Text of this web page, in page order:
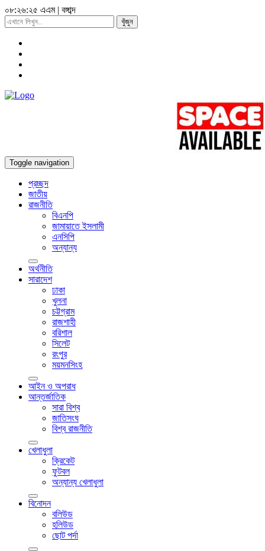
০৮:২৬:২৬ এএম| বঙ্গাব্দ
খুঁজুন
Toggle navigation
প্রচ্ছদ
জাতীয়
রাজনীতি
বিএনপি
জামায়াতে ইসলামী
এনসিপি
অন্যান্য
অর্থনীতি
সারাদেশ
ঢাকা
খুলনা
চট্টগ্রাম
রাজশাহী
বরিশাল
সিলেট
রংপুর
ময়মনসিংহ
আইন ও অপরাধ
আন্তর্জাতিক
সারা বিশ্ব
জাতিসংঘ
বিশ্ব রাজনীতি
খেলাধুলা
ক্রিকেট
ফুটবল
অন্যান্য খেলাধুলা
বিনোদন
বলিউড
হলিউড
ছোট পর্দা